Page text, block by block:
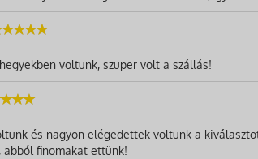
voltunk, szuper volt a szállás!
és nagyon elégedettek voltunk a
abból finomakat ettünk!